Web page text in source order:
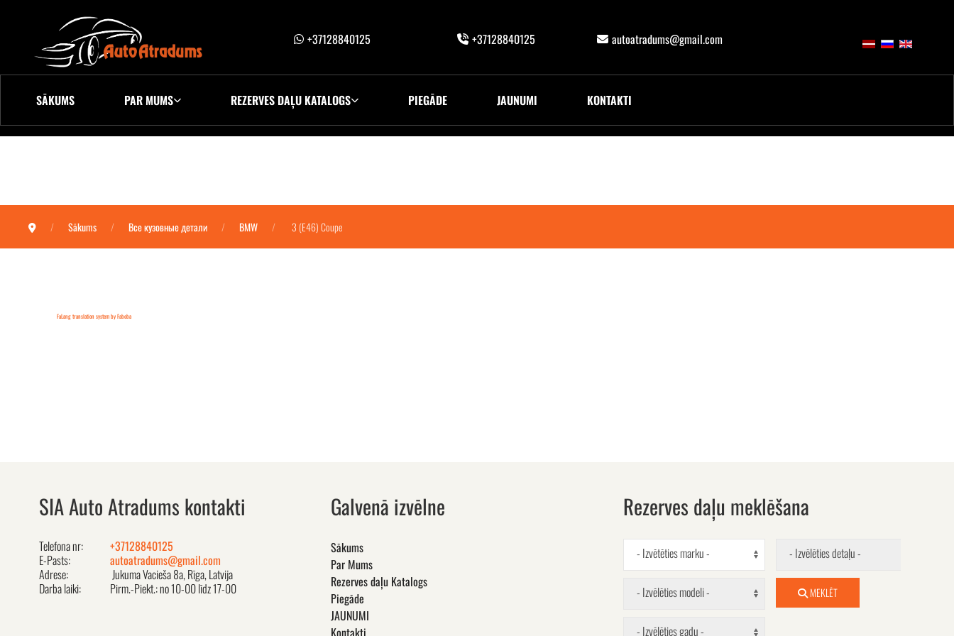
+37128840125 +37128840125 autoatradums@gmail.com
SĀKUMS PAR MUMS REZERVES DAĻU KATALOGS PIEGĀDE JAUNUMI KONTAKTI
Sākums Все кузовные детали BMW 3 (E46) Coupe
FaLang translation system by Faboba
SIA Auto Atradums kontakti
Telefona nr:
+37128840125
E-Pasts:
autoatradums@gmail.com
Adrese:
Jukuma Vacieša 8a, Rīga, Latvija
Darba laiki:
Pirm.-Piekt.: no 10-00 līdz 17-00
Galvenā izvēlne
Sākums
Par Mums
Rezerves daļu Katalogs
Piegāde
JAUNUMI
Kontakti
Rezerves daļu meklēšana
- Izvētēties marku -
- Izvēlēties modeli -
- Izvēlēties gadu -
- Izvēlēties detaļu -
MEKLĒT